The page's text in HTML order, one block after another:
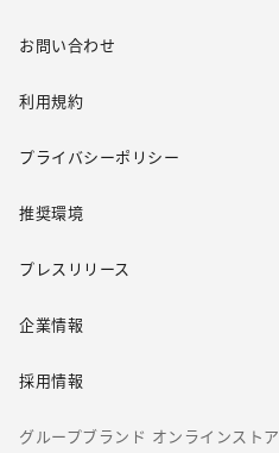
お問い合わせ
利用規約
プライバシーポリシー
推奨環境
プレスリリース
企業情報
採用情報
グループブランド オンラインストア